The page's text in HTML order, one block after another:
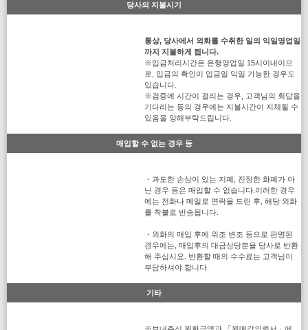
당사의 지불시기
통상, 당사에서 외화를 수취한 일의 익일영업일
까지 지불하게 됩니다.
※입금처리시간은 은행영업일 15시이내이므
로, 입금의 확인이 입금일 익일 가능한 경우도
있습니다.
※검증에 시간이 걸리는 경우, 고객님의 회답을
기다리는 등의 경우에는 지불시간이 지체될 수
있음을 양해부탁드립니다.
매입할 수 없는 경우 등
・과도한 손상이 있는 지폐, 진정한 화폐가 아
닌 경우 등은 매입할 수 없습니다.이러한 경우
에는 전화나 메일로 연락을 드린 후, 해당 외화
를 착불로 반송됩니다.
・외화의 매입 후에 위조 변조 등으로 판명된
경우에는, 매입후의 대금상당분을 당사로 반환
해 주십시요. 반환할 때의 수수료는 고객님이
부담하셔야 합니다.
기타